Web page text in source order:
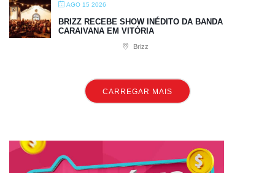
AGO 15 2026
BRIZZ RECEBE SHOW INÉDITO DA BANDA
CARAIVANA EM VITÓRIA
Brizz
CARREGAR MAIS